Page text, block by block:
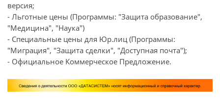
версия;
- Льготные цены (Программы: "Защита образование",
"Медицина", "Наука")
- Специальные цены для Юр.лиц (Программы:
"Миграция", "Защита сделки", "Доступная почта");
- Официальное Коммерческое Предложение.